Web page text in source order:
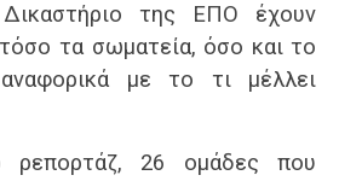
Δικαστήριο της ΕΠΟ έχουν
τόσο τα σωματεία, όσο και το
με το τι μέλλει
26 ομάδες που